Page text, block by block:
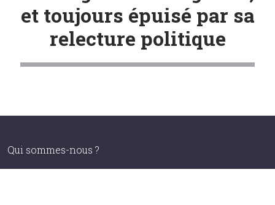
et toujours épuisé par sa
relecture politique
Qui sommes-nous ?